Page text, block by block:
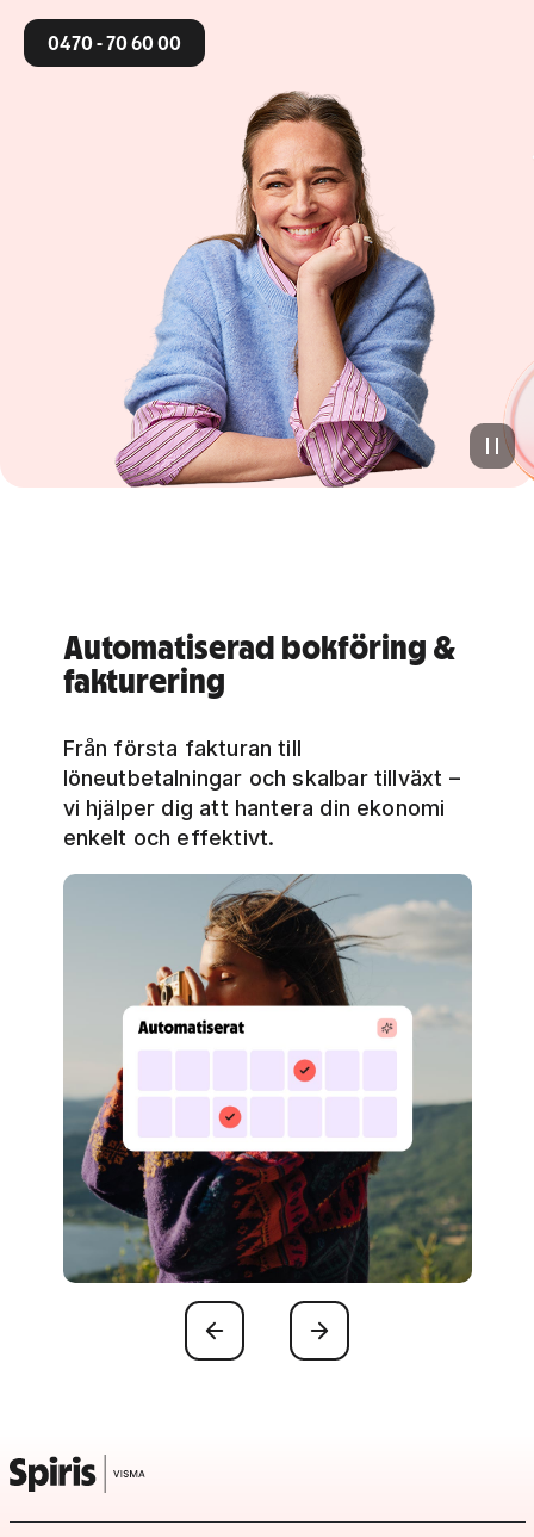
0470 - 70 60 00
Automatiserad bokföring &
fakturering
Från första fakturan till
löneutbetalningar och skalbar tillväxt –
vi hjälper dig att hantera din ekonomi
enkelt och effektivt.
Föregående Nästa